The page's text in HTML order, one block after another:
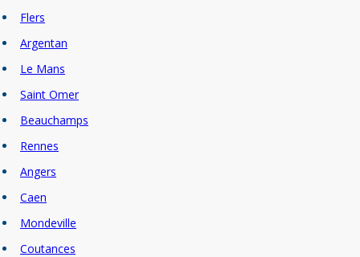
Flers
Argentan
Le Mans
Saint Omer
Beauchamps
Rennes
Angers
Caen
Mondeville
Coutances